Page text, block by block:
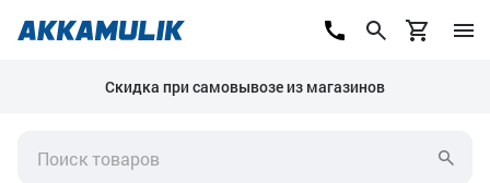
Скидка при самовывозе из магазинов